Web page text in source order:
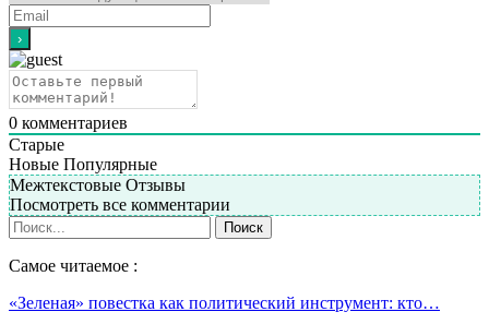
0 комментариев
Старые
Новые Популярные
Межтекстовые Отзывы
Посмотреть все комментарии
Самое читаемое :
«Зеленая» повестка как политический инструмент: кто…